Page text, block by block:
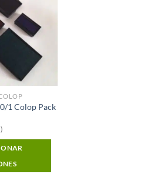
Añadir a
Favoritos
1 Colop Pack